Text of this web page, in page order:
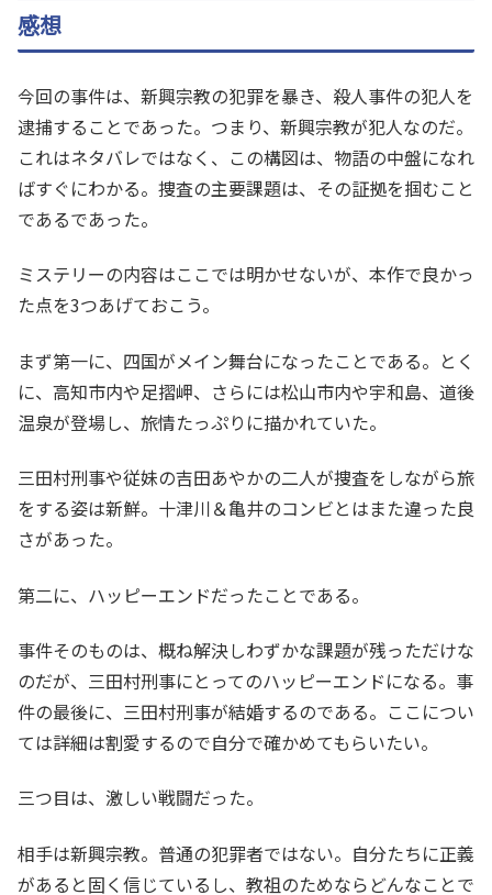
感想
今回の事件は、新興宗教の犯罪を暴き、殺人事件の犯人を
逮捕することであった。つまり、新興宗教が犯人なのだ。
これはネタバレではなく、この構図は、物語の中盤になれ
ばすぐにわかる。捜査の主要課題は、その証拠を掴むこと
であるであった。
ミステリーの内容はここでは明かせないが、本作で良かっ
た点を3つあげておこう。
まず第一に、四国がメイン舞台になったことである。とく
に、高知市内や足摺岬、さらには松山市内や宇和島、道後
温泉が登場し、旅情たっぷりに描かれていた。
三田村刑事や従妹の吉田あやかの二人が捜査をしながら旅
をする姿は新鮮。十津川＆亀井のコンビとはまた違った良
さがあった。
第二に、ハッピーエンドだったことである。
事件そのものは、概ね解決しわずかな課題が残っただけな
のだが、三田村刑事にとってのハッピーエンドになる。事
件の最後に、三田村刑事が結婚するのである。ここについ
ては詳細は割愛するので自分で確かめてもらいたい。
三つ目は、激しい戦闘だった。
相手は新興宗教。普通の犯罪者ではない。自分たちに正義
があると固く信じているし、教祖のためならどんなことで